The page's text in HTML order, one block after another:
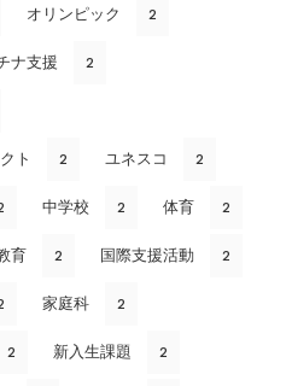
オリンピック 2
ナ支援 2
ト 2 ユネスコ 2
中学校 2 体育 2
育 2 国際支援活動 2
家庭科 2
2 新入生課題 2